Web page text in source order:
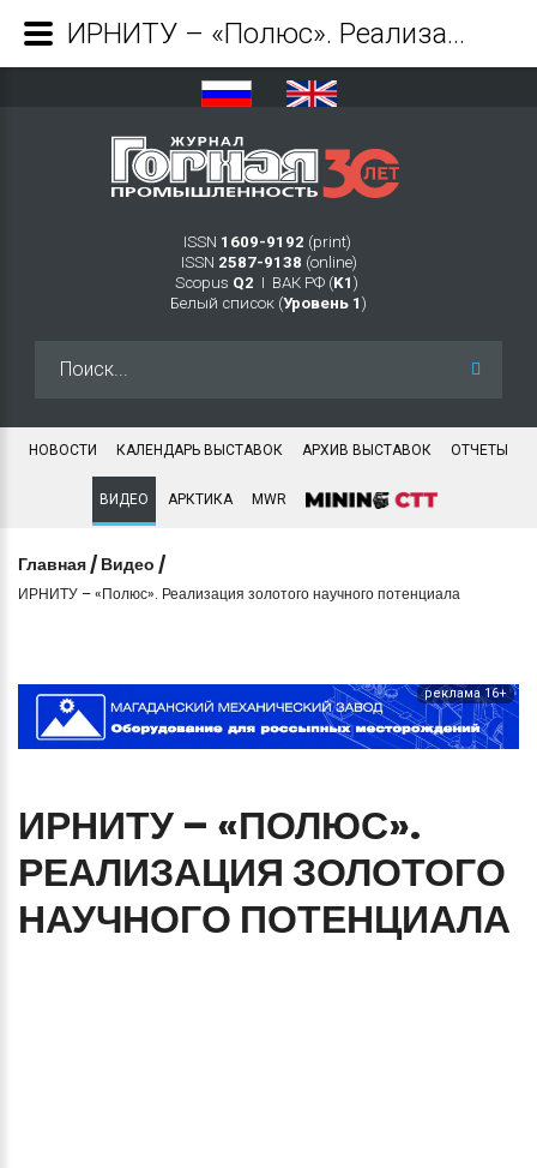
ISSN 1609-9192 (print)
ISSN 2587-9138 (online)
Scopus Q2 Ι ВАК РФ (K1 )
Белый список (Уровень 1 )
НОВОСТИ КАЛЕНДАРЬ ВЫСТАВОК АРХИВ ВЫСТАВОК ОТЧЕТЫ
ВИДЕО АРКТИКА MWR
Главная / Видео /
ИРНИТУ – «Полюс». Реализация золотого научного потенциала
реклама 16+
ИРНИТУ – «ПОЛЮС».
РЕАЛИЗАЦИЯ ЗОЛОТОГО
НАУЧНОГО ПОТЕНЦИАЛА
ИРНИТУ – «Полюс». Реализация золотого научного потенциала - Журнал Горная промышленность